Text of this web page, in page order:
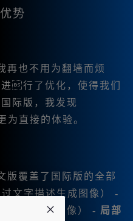
势
再也不用为翻墙而烦
行了优化，使得我们
际版，我发现
为直接的体验。
版覆盖了国际版的全部
过文字描述生成图像） -
上生成新图像） - 局部